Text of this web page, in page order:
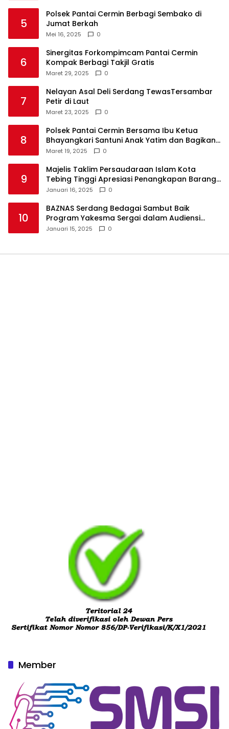
5
Polsek Pantai Cermin Berbagi Sembako di
Jumat Berkah
Mei 16, 2025 0
6
Sinergitas Forkompimcam Pantai Cermin
Kompak Berbagi Takjil Gratis
Maret 29, 2025 0
7
Nelayan Asal Deli Serdang TewasTersambar
Petir di Laut
Maret 23, 2025 0
8
Polsek Pantai Cermin Bersama Ibu Ketua
Bhayangkari Santuni Anak Yatim dan Bagikan
Takjil
Maret 19, 2025 0
9
Majelis Taklim Persaudaraan Islam Kota
Tebing Tinggi Apresiasi Penangkapan Barang
Haram
Januari 16, 2025 0
10
BAZNAS Serdang Bedagai Sambut Baik
Program Yakesma Sergai dalam Audiensi
Perkenalan Pengurus Baru
Januari 15, 2025 0
Member